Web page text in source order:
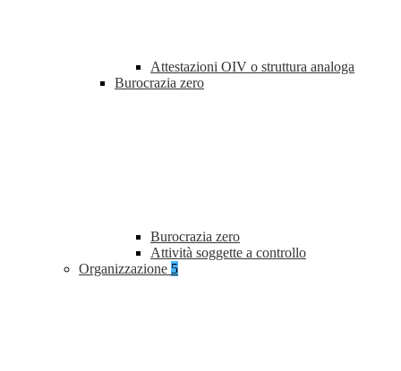
Attestazioni OIV o struttura analoga
Burocrazia zero
Burocrazia zero
Attività soggette a controllo
Organizzazione 5